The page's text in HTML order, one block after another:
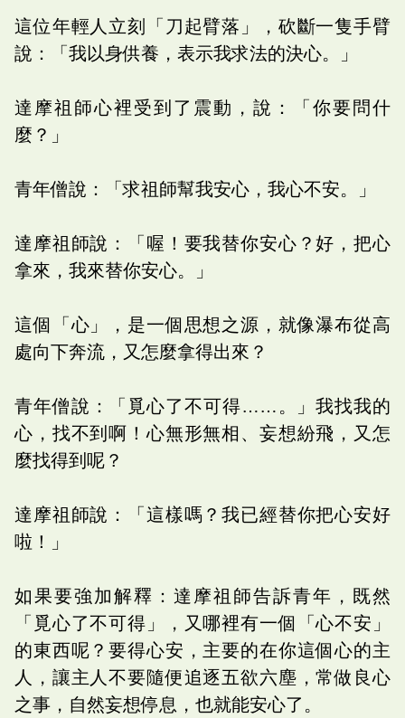
這位年輕人立刻「刀起臂落」，砍斷一隻手臂
說：「我以身供養，表示我求法的決心。」
達摩祖師心裡受到了震動，說：「你要問什
麼？」
青年僧說：「求祖師幫我安心，我心不安。」
達摩祖師說：「喔！要我替你安心？好，把心
拿來，我來替你安心。」
這個「心」，是一個思想之源，就像瀑布從高
處向下奔流，又怎麼拿得出來？
青年僧說：「覓心了不可得……。」我找我的
心，找不到啊！心無形無相、妄想紛飛，又怎
麼找得到呢？
達摩祖師說：「這樣嗎？我已經替你把心安好
啦！」
如果要強加解釋：達摩祖師告訴青年，既然
「覓心了不可得」，又哪裡有一個「心不安」
的東西呢？要得心安，主要的在你這個心的主
人，讓主人不要隨便追逐五欲六塵，常做良心
之事，自然妄想停息，也就能安心了。